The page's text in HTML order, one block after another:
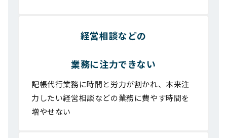
経営相談などの
業務に注力できない
記帳代行業務に時間と労力が割かれ、本来注
力したい経営相談などの業務に費やす時間を
増やせない